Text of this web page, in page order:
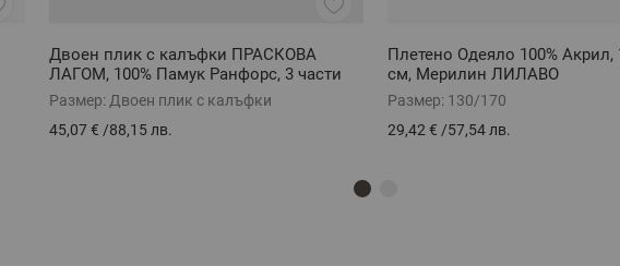
Двоен плик с калъфки ПРАСКОВА
ЛАГОМ, 100% Памук Ранфорс, 3 части
Размер: Двоен плик с калъфки
45,07 € /88,15 лв.
Плетено Одеяло 100% Акрил,
см, Мерилин ЛИЛАВО
Размер: 130/170
29,42 € /57,54 лв.